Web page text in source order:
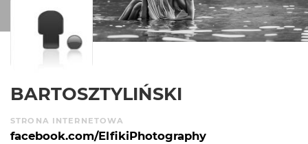
BARTOSZTYLIŃSKI
STRONA INTERNETOWA
facebook.com/ElfikiPhotography